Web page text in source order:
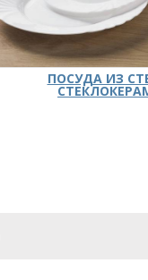
ПОСУДА ИЗ